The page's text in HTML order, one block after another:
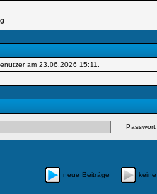
am 23.06.2026 15:11
Passwort
neue Beiträge